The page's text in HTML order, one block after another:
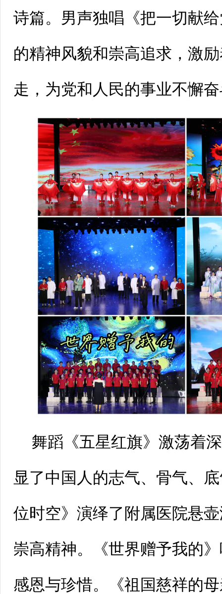
诗篇。男声独唱《把一切献
的精神风貌和崇高追求，激
走，为党和人民的事业不懈
舞蹈《五星红旗》激荡着
显了中国人的志气、骨气、
位时空》演绎了附属医院悬
崇高精神。 《世界赠予我的
感恩与珍惜。 《祖国慈祥的